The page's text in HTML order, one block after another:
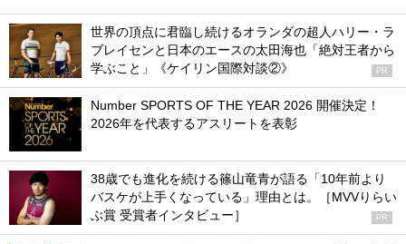
世界の頂点に君臨し続けるオランダの超人ハリー・ラ
ブレイセンと日本のエースの太田海也「絶対王者から
学ぶこと」《ケイリン国際対談②》
PR
Number SPORTS OF THE YEAR 2026 開催決定！
2026年を代表するアスリートを表彰
38歳でも進化を続ける篠山竜青が語る「10年前より
バスケが上手くなっている」理由とは。［MVVりらい
ぶ賞 受賞者インタビュー］
PR